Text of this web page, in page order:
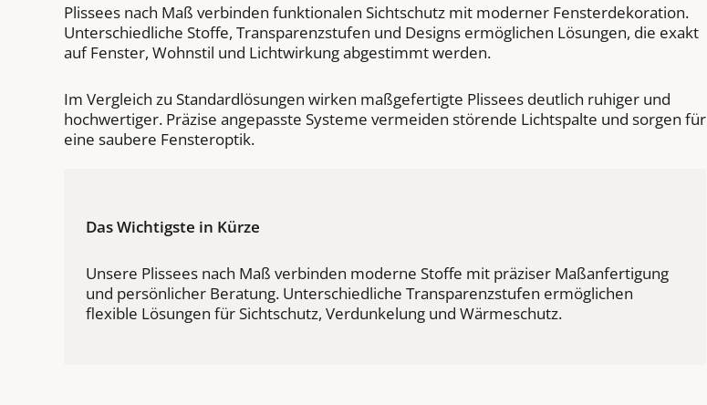
Plissees nach Maß verbinden funktionalen Sichtschutz mit moderner Fensterdekoration.
Unterschiedliche Stoffe, Transparenzstufen und Designs ermöglichen Lösungen, die exakt
auf Fenster, Wohnstil und Lichtwirkung abgestimmt werden.
Im Vergleich zu Standardlösungen wirken maßgefertigte Plissees deutlich ruhiger und
hochwertiger. Präzise angepasste Systeme vermeiden störende Lichtspalte und sorgen für
eine saubere Fensteroptik.
Das Wichtigste in Kürze
Unsere Plissees nach Maß verbinden moderne Stoffe mit präziser Maßanfertigung
und persönlicher Beratung. Unterschiedliche Transparenzstufen ermöglichen
flexible Lösungen für Sichtschutz, Verdunkelung und Wärmeschutz.